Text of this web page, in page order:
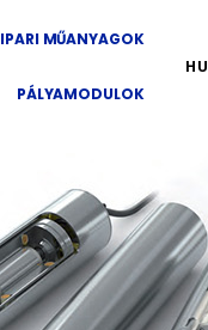
IPARI MŰANYAGOK
PÁLYAMODULOK